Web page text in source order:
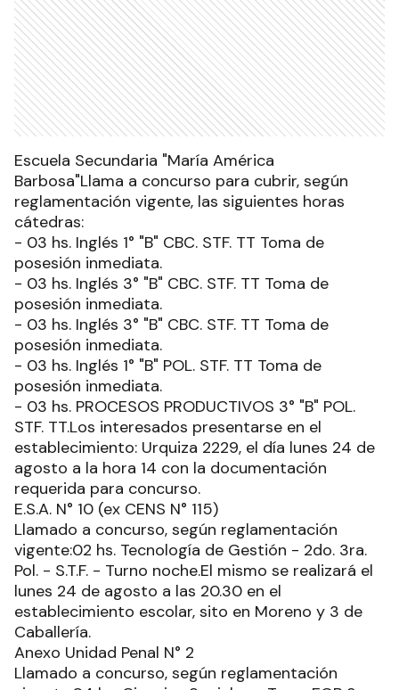
Escuela Secundaria "María América
Barbosa"Llama a concurso para cubrir, según
reglamentación vigente, las siguientes horas
cátedras:
- 03 hs. Inglés 1° "B" CBC. STF. TT Toma de
posesión inmediata.
- 03 hs. Inglés 3° "B" CBC. STF. TT Toma de
posesión inmediata.
- 03 hs. Inglés 3° "B" CBC. STF. TT Toma de
posesión inmediata.
- 03 hs. Inglés 1° "B" POL. STF. TT Toma de
posesión inmediata.
- 03 hs. PROCESOS PRODUCTIVOS 3° "B" POL.
STF. TT.Los interesados presentarse en el
establecimiento: Urquiza 2229, el día lunes 24 de
agosto a la hora 14 con la documentación
requerida para concurso.
E.S.A. N° 10 (ex CENS N° 115)
Llamado a concurso, según reglamentación
vigente:02 hs. Tecnología de Gestión - 2do. 3ra.
Pol. - S.T.F. - Turno noche.El mismo se realizará el
lunes 24 de agosto a las 20.30 en el
establecimiento escolar, sito en Moreno y 3 de
Caballería.
Anexo Unidad Penal N° 2
Llamado a concurso, según reglamentación